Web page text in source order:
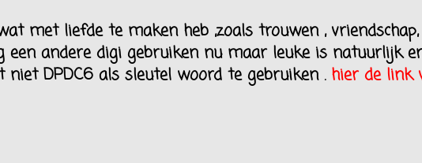
met liefde te maken heb ,zoals trouwen ,
een andere digi gebruiken nu maar leuke is natuurlijk
DPDC6 als sleutel woord te gebruiken . hier de link